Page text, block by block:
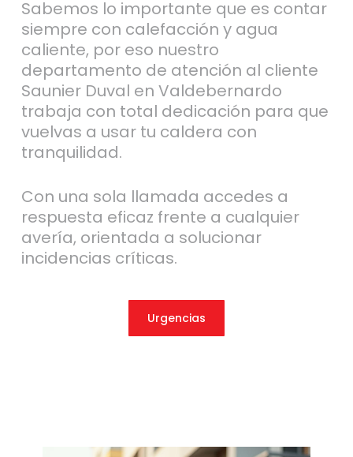
Sabemos lo importante que es contar
siempre con calefacción y agua
caliente, por eso nuestro
departamento de atención al cliente
Saunier Duval en Valdebernardo
trabaja con total dedicación para que
vuelvas a usar tu caldera con
tranquilidad.
Con una sola llamada accedes a
respuesta eficaz frente a cualquier
avería, orientada a solucionar
incidencias críticas.
Urgencias